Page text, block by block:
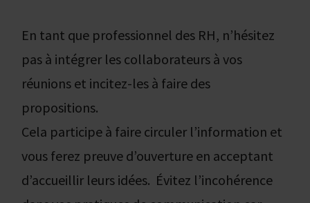
En tant que professionnel des RH, n’hésitez
pas à intégrer les collaborateurs à vos
réunions et incitez-les à faire des
propositions.
Cela participe à faire circuler l’information et
vous ferez preuve d’ouverture en acceptant
d’accueillir leurs idées. Évitez l’incohérence